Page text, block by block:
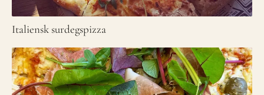
Italiensk surdegspizza